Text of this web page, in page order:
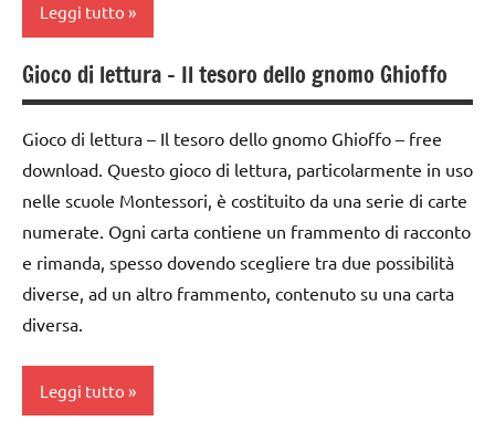
Natale
SCIENZE
scienze:
piante
STAGIONI
TUTTI GLI
ARGOMENTI
PER ETA'
dai
3 ai
6
dai
FESTE
DELL'ANNO
GUIDA
DIDATTICA
LINGUAGGIO
GUIDA
WALDORF
LINGUAGGIO
materiale
didattico
per
Natale
PEDAGOGIE
recite
Leggi tutto
arte
Waldorf
GUIDA
DIDATTICA
WALDORF
LINGUAGGIO
racconti
TUTTI GLI
ARTICOLI
Gioco di lettura – Il tesoro dello gnomo Ghioffo
Gioco di lettura – Il tesoro dello gnomo Ghioffo – free
download. Questo gioco di lettura, particolarmente in uso
nelle scuole Montessori, è costituito da una serie di carte
numerate. Ogni carta contiene un frammento di racconto
e rimanda, spesso dovendo scegliere tra due possibilità
diverse, ad un altro frammento, contenuto su una carta
diversa.
Leggi tutto